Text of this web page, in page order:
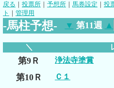
戻る ｜ 投票所 ｜ 予想所 ｜ 馬券設定 ｜ 投
ト ｜ 管理用
-馬柱予想- ▼ 第11週 ▲
＼
第9Ｒ 浄法寺塗賞
第10Ｒ Ｃ１